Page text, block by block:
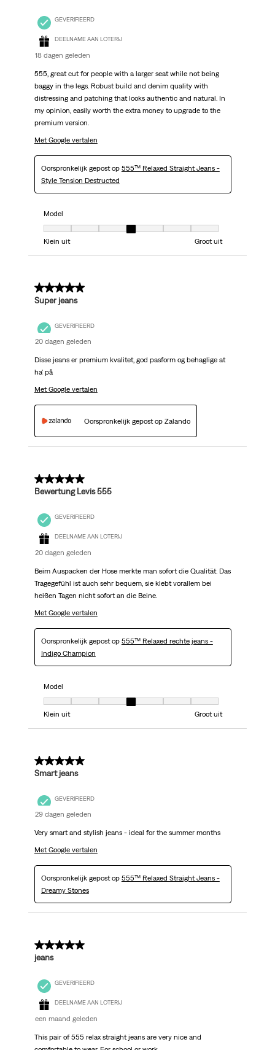
GEVERIFIEERD
DEELNAME AAN LOTERIJ
18 dagen geleden
555, great cut for people with a larger seat while not being
baggy in the legs. Robust build and denim quality with
distressing and patching that looks authentic and natural. In
my opinion, easily worth the extra money to upgrade to the
premium version.
Met Google vertalen
Oorspronkelijk gepost op 555™ Relaxed Straight Jeans -
Style Tension Destructed
Model
Model, 4 van 7, waarbij 1 gelijk is aan Klein uit en 7 gelijk is aan Groot uit
Klein uit
Groot uit
5 van 5 sterren.
Super jeans
GEVERIFIEERD
20 dagen geleden
Disse jeans er premium kvalitet, god pasform og behaglige at
ha' på
Met Google vertalen
Oorspronkelijk gepost op Zalando
5 van 5 sterren.
Bewertung Levis 555
GEVERIFIEERD
DEELNAME AAN LOTERIJ
20 dagen geleden
Beim Auspacken der Hose merkte man sofort die Qualität. Das
Tragegefühl ist auch sehr bequem, sie klebt vorallem bei
heißen Tagen nicht sofort an die Beine.
Met Google vertalen
Oorspronkelijk gepost op 555™ Relaxed rechte jeans -
Indigo Champion
Model
Model, 4 van 7, waarbij 1 gelijk is aan Klein uit en 7 gelijk is aan Groot uit
Klein uit
Groot uit
5 van 5 sterren.
Smart jeans
GEVERIFIEERD
29 dagen geleden
Very smart and stylish jeans - ideal for the summer months
Met Google vertalen
Oorspronkelijk gepost op 555™ Relaxed Straight Jeans -
Dreamy Stones
5 van 5 sterren.
jeans
GEVERIFIEERD
DEELNAME AAN LOTERIJ
een maand geleden
This pair of 555 relax straight jeans are very nice and